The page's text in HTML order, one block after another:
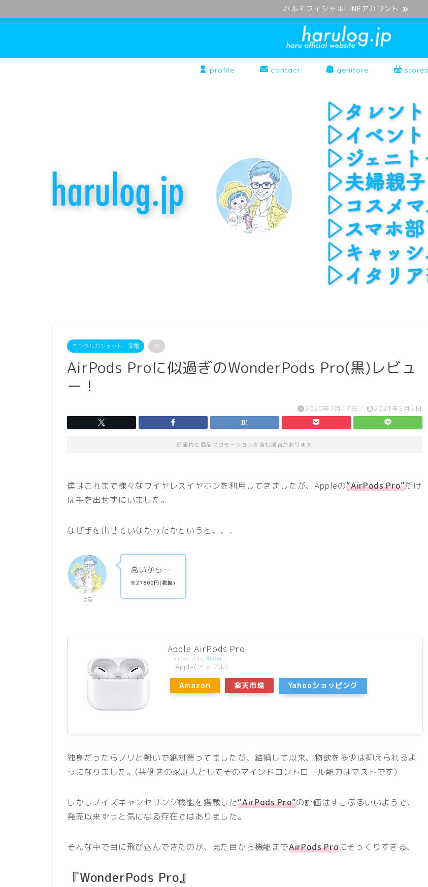
ハルオフィシャルLINEアカウント
profile contact genitore stores
デジタルガジェット・家電 PR
AirPods Proに似過ぎのWonderPods Pro(黒)レビュ
ー！
2020年7月17日 / 2021年5月2日
記事内に商品プロモーションを含む場合があります
僕はこれまで様々なワイヤレスイヤホンを利用してきましたが、Appleの“AirPods Pro”だけ
は手を出せずにいました。
なぜ手を出せていなかったかというと、、、
はる
高いから…
※27800円(税抜)
Apple AirPods Pro
created by Rinker
Apple(アップル)
Amazon 楽天市場 Yahooショッピング
独身だったらノリと勢いで絶対買ってましたが、結婚して以来、物欲を多少は抑えられるよ
うになりました。(共働きの家庭人としてそのマインドコントロール能力はマストです)
しかしノイズキャンセリング機能を搭載した“AirPods Pro”の評価はすこぶるいいようで、
発売以来ずっと気になる存在ではありました。
そんな中で目に飛び込んできたのが、見た目から機能までAirPods Proにそっくりすぎる、
『WonderPods Pro』